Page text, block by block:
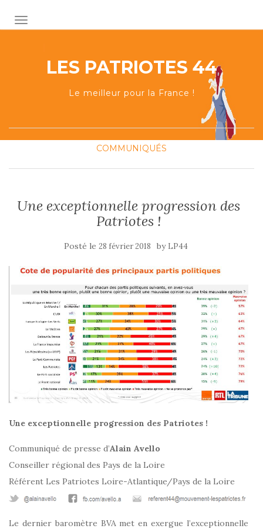
AFFICHER/MASQUER LA NAVIGATION
LES PATRIOTES 44
Le meilleur pour la France !
COMMUNIQUÉS
Une exceptionnelle progression des
Patriotes !
Posté le 28 février 2018 by LP44
Une exceptionnelle progression des Patriotes !
Communiqué de presse d’Alain Avello
Conseiller régional des Pays de la Loire
Référent Les Patriotes Loire-Atlantique/Pays de la Loire
Le dernier baromètre BVA met en exergue l’exceptionnelle